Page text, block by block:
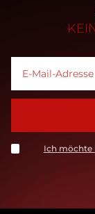
Ich möchte